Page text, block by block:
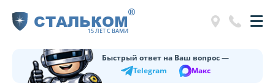
СТАЛЬКОМ
15 ЛЕТ С ВАМИ
®
Быстрый ответ на Ваш вопрос —
Telegram
Макс